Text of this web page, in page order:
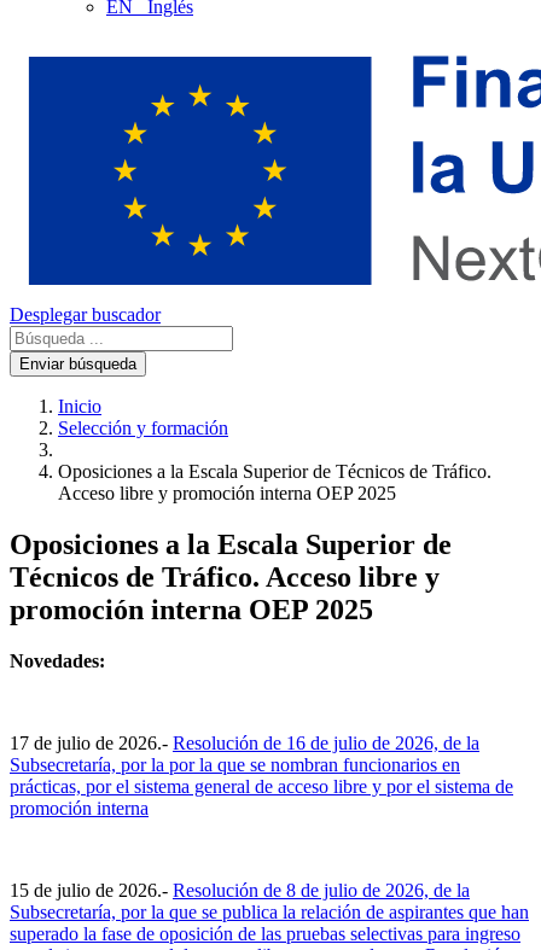
EN
Inglés
Desplegar buscador
Enviar búsqueda
Inicio
Selección y formación
Oposiciones a la Escala Superior de Técnicos de Tráfico.
Acceso libre y promoción interna OEP 2025
Oposiciones a la Escala Superior de
Técnicos de Tráfico. Acceso libre y
promoción interna OEP 2025
Novedades:
17 de julio de 2026.- Resolución de 16 de julio de 2026, de la
Subsecretaría, por la por la que se nombran funcionarios en
prácticas, por el sistema general de acceso libre y por el sistema de
promoción interna
15 de julio de 2026.- Resolución de 8 de julio de 2026, de la
Subsecretaría, por la que se publica la relación de aspirantes que han
superado la fase de oposición de las pruebas selectivas para ingreso